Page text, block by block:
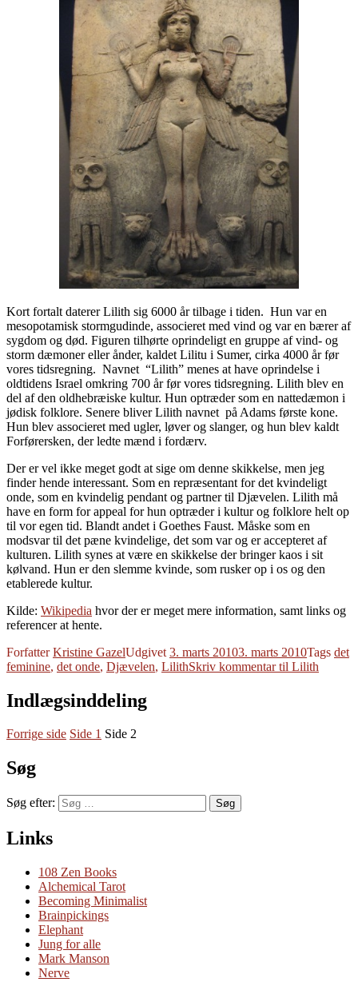
Kort fortalt daterer Lilith sig 6000 år tilbage i tiden. Hun var en
mesopotamisk stormgudinde, associeret med vind og var en bærer af
sygdom og død. Figuren tilhørte oprindeligt en gruppe af vind- og
storm dæmoner eller ånder, kaldet Lilitu i Sumer, cirka 4000 år før
vores tidsregning. Navnet “Lilith” menes at have oprindelse i
oldtidens Israel omkring 700 år før vores tidsregning. Lilith blev en
del af den oldhebræiske kultur. Hun optræder som en nattedæmon i
jødisk folklore. Senere bliver Lilith navnet på Adams første kone.
Hun blev associeret med ugler, løver og slanger, og hun blev kaldt
Forførersken, der ledte mænd i fordærv.
Der er vel ikke meget godt at sige om denne skikkelse, men jeg
finder hende interessant. Som en repræsentant for det kvindeligt
onde, som en kvindelig pendant og partner til Djævelen. Lilith må
have en form for appeal for hun optræder i kultur og folklore helt op
til vor egen tid. Blandt andet i Goethes Faust. Måske som en
modsvar til det pæne kvindelige, det som var og er accepteret af
kulturen. Lilith synes at være en skikkelse der bringer kaos i sit
kølvand. Hun er den slemme kvinde, som rusker op i os og den
etablerede kultur.
Kilde: Wikipedia hvor der er meget mere information, samt links og
referencer at hente.
ForfatterKristine GazelUdgivet 3. marts 20103. marts 2010Tags det
feminine, det onde, Djævelen, LilithSkriv kommentartil Lilith
Indlægsinddeling
Forrige side Side 1 Side 2
Søg
Søg efter: Søg
Links
108 Zen Books
Alchemical Tarot
Becoming Minimalist
Brainpickings
Elephant
Jung for alle
Mark Manson
Nerve